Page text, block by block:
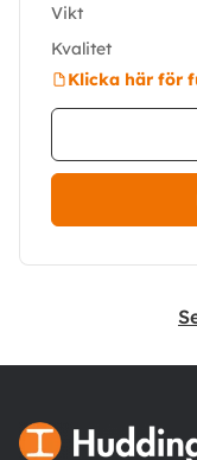
Vikt
Kvalitet
Klicka här för